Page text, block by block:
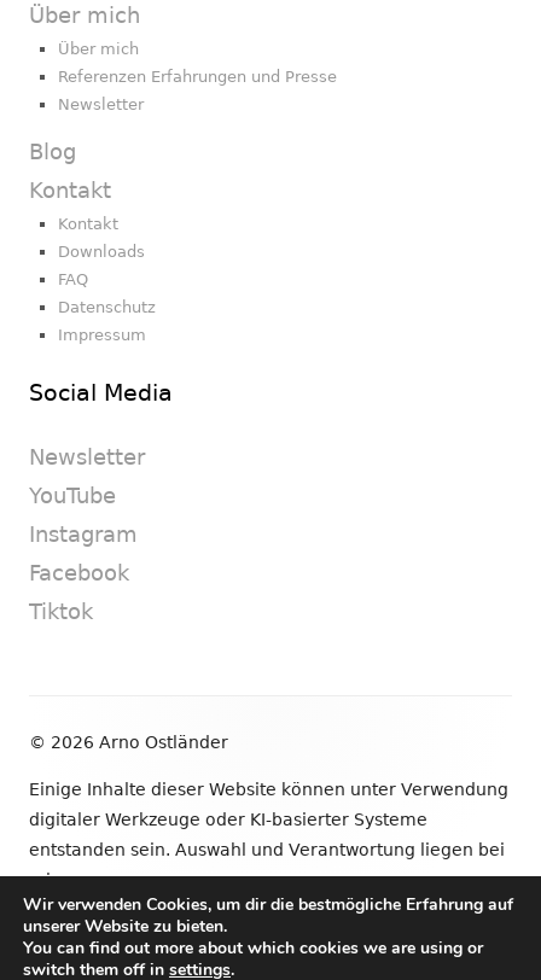
Über mich
Über mich
Referenzen Erfahrungen und Presse
Newsletter
Blog
Kontakt
Kontakt
Downloads
FAQ
Datenschutz
Impressum
Social Media
Newsletter
YouTube
Instagram
Facebook
Tiktok
© 2026 Arno Ostländer
Einige Inhalte dieser Website können unter Verwendung
digitaler Werkzeuge oder KI-basierter Systeme
entstanden sein. Auswahl und Verantwortung liegen bei
mir.
•VerwendetTiny Framework
Wir verwenden Cookies, um dir die bestmögliche Erfahrung auf
unserer Website zu bieten.
You can find out more about which cookies we are using or
switch them off in settings.